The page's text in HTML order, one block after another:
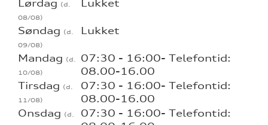
Lørdag
Lukket
Søndag Lukket
Mandag
07:30 - 16:00- Telefontid:
08.00-16.00
Tirsdag
07:30 - 16:00- Telefontid:
08.00-16.00
Onsdag
07:30 - 16:00- Telefontid: